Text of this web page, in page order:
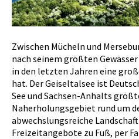
Zwischen Mücheln und
nach seinem größten
in den letzten Jahren eine
hat. Der Geiseltalsee ist
See und Sachsen-Anhalts
Naherholungsgebiet rund um
abwechslungsreiche
Freizeitangebote zu Fuß, per